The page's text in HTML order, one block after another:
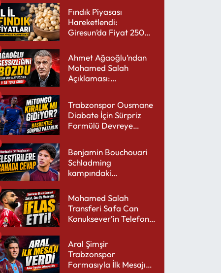
Fındık Piyasası
Hareketlendi:
Giresun’da Fiyat 250
Ahmet Ağaoğlu’ndan
Mohamed Salah
Açıklaması:
Trabzonspor Ousmane
Diabate İçin Sürpriz
Formülü Devreye
Benjamin Bouchouari
Schladming
kampındaki
Mohamed Salah
Transferi Safa Can
Konuksever’in Telefon
Aral Şimşir
Trabzonspor
Formasıyla İlk Mesajını